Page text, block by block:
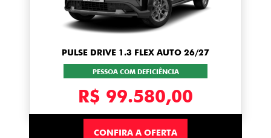
PULSE DRIVE 1.3 FLEX AUTO 26/27
PESSOA COM DEFICIÊNCIA
R$ 99.580,00
CONFIRA A OFERTA